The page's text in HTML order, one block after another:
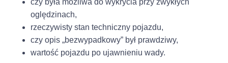
czy była możliwa do wykrycia przy zwykłych
oględzinach,
rzeczywisty stan techniczny pojazdu,
czy opis „bezwypadkowy” był prawdziwy,
wartość pojazdu po ujawnieniu wady.